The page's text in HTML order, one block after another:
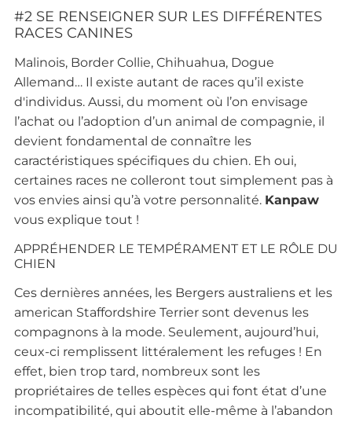
#2 SE RENSEIGNER SUR LES DIFFÉRENTES
RACES CANINES
Malinois, Border Collie, Chihuahua, Dogue
Allemand… Il existe autant de races qu’il existe
d'individus. Aussi, du moment où l’on envisage
l’achat ou l’adoption d’un animal de compagnie, il
devient fondamental de connaître les
caractéristiques spécifiques du chien. Eh oui,
certaines races ne colleront tout simplement pas à
vos envies ainsi qu’à votre personnalité. Kanpaw
vous explique tout !
APPRÉHENDER LE TEMPÉRAMENT ET LE RÔLE DU
CHIEN
Ces dernières années, les Bergers australiens et les
american Staffordshire Terrier sont devenus les
compagnons à la mode. Seulement, aujourd’hui,
ceux-ci remplissent littéralement les refuges ! En
effet, bien trop tard, nombreux sont les
propriétaires de telles espèces qui font état d’une
incompatibilité, qui aboutit elle-même à l’abandon